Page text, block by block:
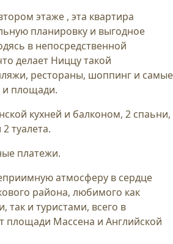
этаже , эта квартира
планировку и выгодное
в непосредственной
делает Ниццу такой
рестораны, шоппинг и самые
и площади.
кухней и балконом, 2 спаьни,
туалета.
платежи.
атмосферу в сердце
района, любимого как
и туристами, всего в
площади Массена и Английской